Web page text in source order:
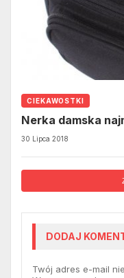
CIEKAWOSTKI
Nerka damska
30 Lipca 2018
DODAJ
Twój adres e-mail